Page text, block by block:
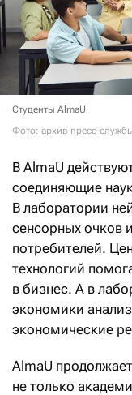
Студенты AlmaU
Фото: архив пресс-
В AlmaU
соединяющие
В лаборатории
сенсорных очков
потребителей.
технологий
в бизнес. А в
экономики
экономические
AlmaU
не только